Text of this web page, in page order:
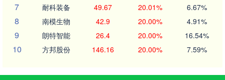
7 耐科装备 49.67 20.01% 6.67%
8 南模生物 42.9 20.00% 4.91%
9 朗特智能 26.4 20.00% 16.54%
10 方邦股份 146.16 20.00% 7.59%